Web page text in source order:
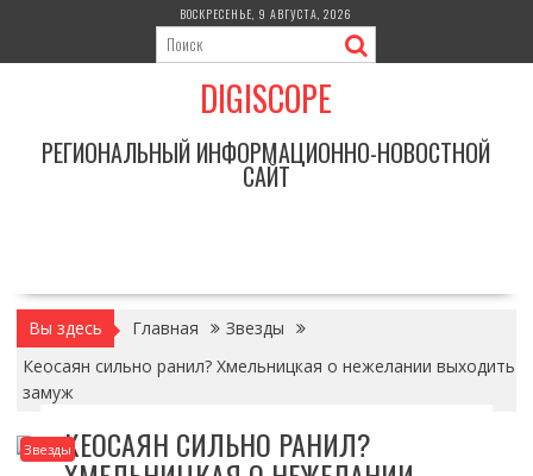
содержимому
ВОСКРЕСЕНЬЕ, 9 АВГУСТА, 2026
DIGISCOPE
РЕГИОНАЛЬНЫЙ ИНФОРМАЦИОННО-НОВОСТНОЙ
САЙТ
Вы здесь Главная
Звезды
Кеосаян сильно ранил? Хмельницкая о нежелании выходить
замуж
ЗвездыКЕОСАЯН СИЛЬНО РАНИЛ?